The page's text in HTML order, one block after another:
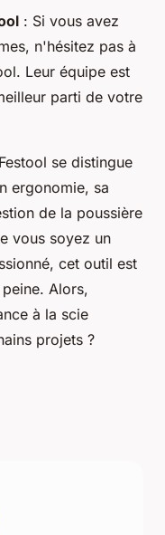
: Si vous avez
n'hésitez pas à
Leur équipe est
parti de votre
se distingue
ergonomie, sa
de la poussière
vous soyez un
cet outil est
Alors,
à la scie
projets ?